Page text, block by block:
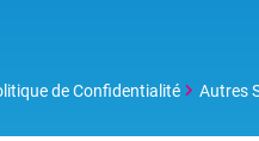
de Confidentialité Autres